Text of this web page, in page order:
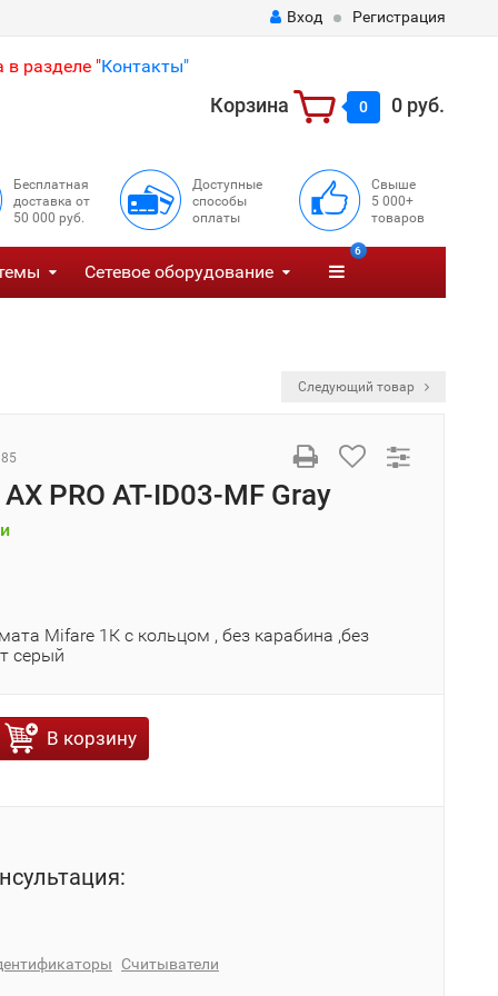
Вход Регистрация
разделе "Контакты"
Корзина 0 0 руб.
Бесплатная
доставка от
50 000 руб.
Доступные
способы
оплаты
Свыше
5 000+
товаров
Сетевое оборудование
6
Следующий товар
PRO AT-ID03-MF Gray
Mifare 1К с кольцом , без карабина ,без
серый
В корзину
Считыватели